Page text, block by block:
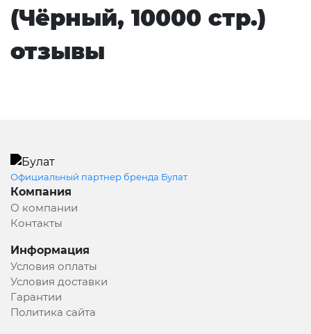
(Чёрный, 10000 стр.)
отзывы
Официальный партнер бренда Булат
Компания
О компании
Контакты
Информация
Условия оплаты
Условия доставки
Гарантии
Политика сайта